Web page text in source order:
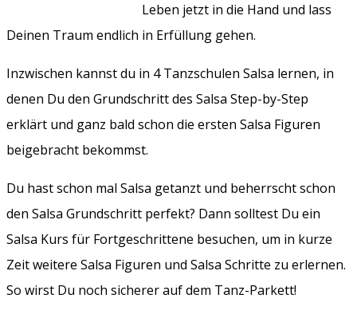
Leben jetzt in die Hand und lass
Deinen Traum endlich in Erfüllung gehen.
Inzwischen kannst du in 4 Tanzschulen Salsa lernen, in
denen Du den Grundschritt des Salsa Step-by-Step
erklärt und ganz bald schon die ersten Salsa Figuren
beigebracht bekommst.
Du hast schon mal Salsa getanzt und beherrscht schon
den Salsa Grundschritt perfekt? Dann solltest Du ein
Salsa Kurs für Fortgeschrittene besuchen, um in kurze
Zeit weitere Salsa Figuren und Salsa Schritte zu erlernen.
So wirst Du noch sicherer auf dem Tanz-Parkett!